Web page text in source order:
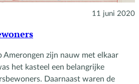
11 juni 2020
Amerongen zijn nauw met elkaar
het kasteel een belangrijke
Daarnaast waren de